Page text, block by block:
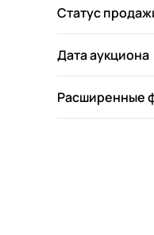
Статус
Дата аукциона
Расширенные